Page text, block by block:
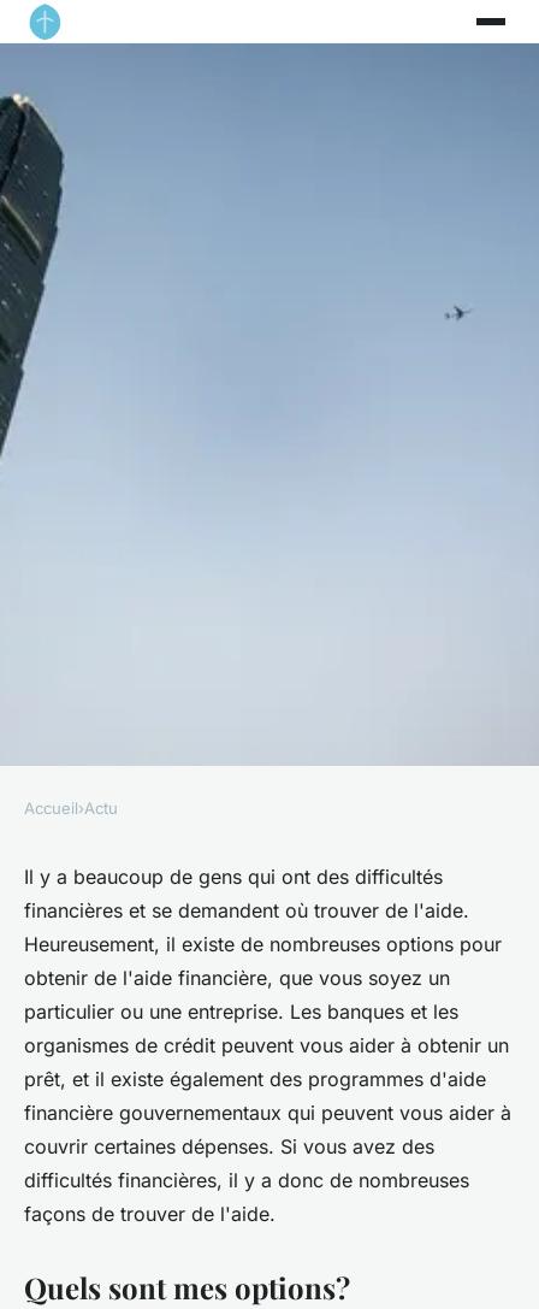
Qui peut m'aider
financièrement ?
•10 décembre 2022•7 min de lecture
Accueil›Actu
Il y a beaucoup de gens qui ont des difficultés
financières et se demandent où trouver de l'aide.
Heureusement, il existe de nombreuses options pour
obtenir de l'aide financière, que vous soyez un
particulier ou une entreprise. Les banques et les
organismes de crédit peuvent vous aider à obtenir un
prêt, et il existe également des programmes d'aide
financière gouvernementaux qui peuvent vous aider à
couvrir certaines dépenses. Si vous avez des
difficultés financières, il y a donc de nombreuses
façons de trouver de l'aide.
Quels sont mes options?